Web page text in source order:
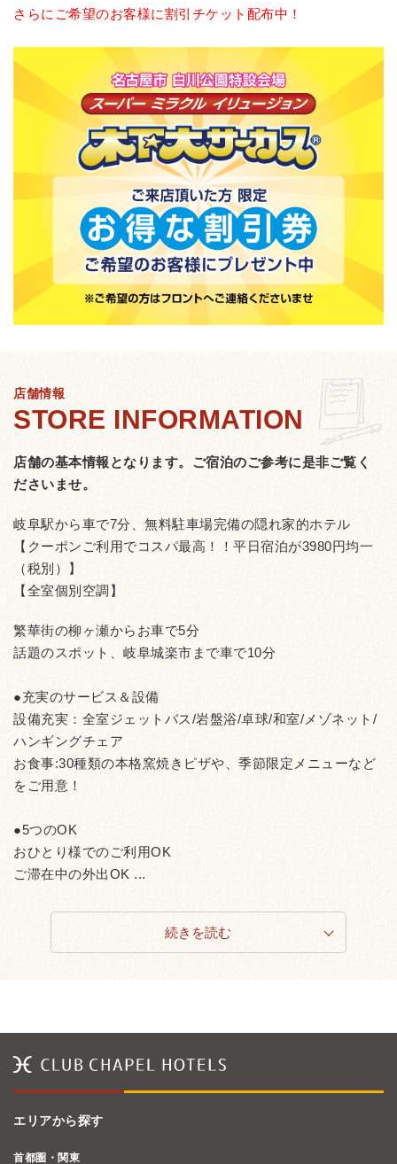
さらにご希望のお客様に割引チケット配布中！
店舗情報
店舗の基本情報となります。 ご宿泊のご参考に是非ご覧く
ださいませ。
岐阜駅から車で7分、無料駐車場完備の隠れ家的ホテル
【クーポンご利用でコスパ最高！！平日宿泊が3980円均一
（税別）】
【全室個別空調】
繁華街の柳ヶ瀬からお車で5分
話題のスポット、岐阜城楽市まで車で10分
●充実のサービス＆設備
設備充実：全室ジェットバス/岩盤浴/卓球/和室/メゾネット/
ハンギングチェア
お食事:30種類の本格窯焼きピザや、季節限定メニューなど
をご用意！
●5つのOK
おひとり様でのご利用OK
ご滞在中の外出OK ...
続きを読む
エリアから探す
首都圏・関東